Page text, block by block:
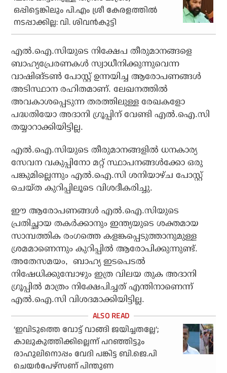
ഒപ്പിട്ടെങ്കിലും പി.എം ശ്രീ കേരളത്തില്‍
നടപ്പാക്കില്ല: വി. ശിവന്‍കുട്ടി
എല്‍.ഐ.സിയുടെ നിക്ഷേപ തീരുമാനങ്ങളെ
ബാഹ്യപ്രേരണകള്‍ സ്വാധീനിക്കുന്നുവെന്ന
വാഷിങ്ടണ്‍ പോസ്റ്റ് ഉന്നയിച്ച ആരോപണങ്ങള്‍
അടിസ്ഥാന രഹിതമാണ്. ലേഖനത്തില്‍
അവകാശപ്പെടുന്ന തരത്തിലുള്ള രേഖകളോ
പദ്ധതിയോ അദാനി ഗ്രൂപ്പിന് വേണ്ടി എല്‍.ഐ.സി
തയ്യാറാക്കിയിട്ടില്ല.
എല്‍.ഐ.സിയുടെ തീരുമാനങ്ങളില്‍ ധനകാര്യ
സേവന വകുപ്പിനോ മറ്റ് സ്ഥാപനങ്ങള്‍ക്കോ ഒരു
പങ്കുമില്ലെന്നും എല്‍.ഐ.സി ശനിയാഴ്ച പോസ്റ്റ്
ചെയ്ത കുറിപ്പിലൂടെ വിശദീകരിച്ചു.
ഈ ആരോപണങ്ങള്‍ എല്‍.ഐ.സിയുടെ
പ്രതിച്ഛായ തകര്‍ക്കാനും ഇന്ത്യയുടെ ശക്തമായ
സാമ്പത്തിക രംഗത്തെ കളങ്കപ്പെടുത്താനുമുള്ള
ശ്രമമാണെന്നും കുറിപ്പില്‍ ആരോപിക്കുന്നുണ്ട്.
അതേസമയം, ബാഹ്യ ഇടപെടല്‍
നിഷേധിക്കുമ്പോഴും ഇത്ര വിലയ തുക അദാനി
ഗ്രൂപ്പില്‍ മാത്രം നിക്ഷേപിച്ചത് എന്തിനാണെന്ന്
എല്‍.ഐ.സി വിശദമാക്കിയിട്ടില്ല.
‘ഇവിടുത്തെ വോട്ട് വാങ്ങി ജയിച്ചതല്ലേ’;
കാലുകുത്തിക്കില്ലെന്ന് പറഞ്ഞിട്ടും
രാഹുലിനൊപ്പം വേദി പങ്കിട്ട ബി.ജെ.പി
ചെയര്‍പേഴ്‌സണ് പിന്തുണ